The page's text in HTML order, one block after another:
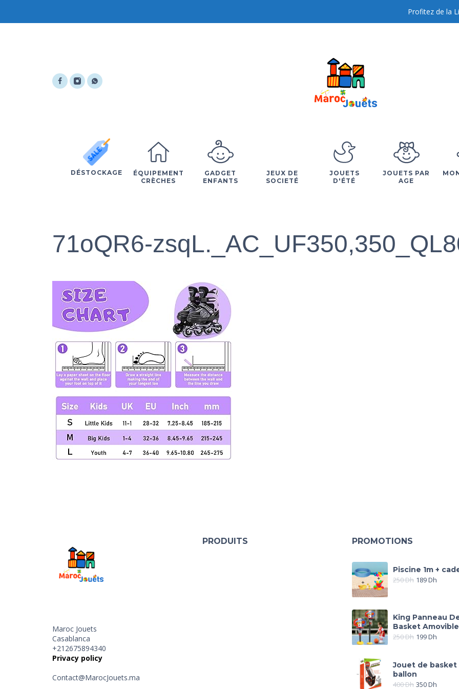
Profitez de la
DÉSTOCKAGE
ÉQUIPEMENT
CRÈCHES
GADGET
ENFANTS
JEUX DE
SOCIETÉ
JOUETS
D'ÉTÉ
JOUETS PAR
AGE
71oQR6-
Maroc Jouets
Casablanca
+212675894340
Privacy policy
Contact@MarocJouets.ma
PRODUITS PROMOTIONS
Piscine 1m +
250Dh 189Dh
King Panneau
Basket Amovible
250Dh 199Dh
Jouet de basket
ballon
400Dh 350Dh